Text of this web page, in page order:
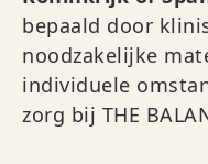
bepaald door
noodzakelijke
individuele
zorg bij THE